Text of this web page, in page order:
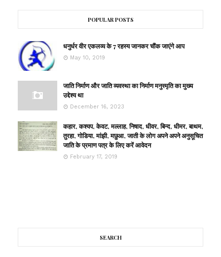
POPULAR POSTS
धनुर्धर वीर एकलव्य के 7 रहस्य जानकर चौंक जाएंगे आप
May 10, 2019
जाति निर्माण और जाति व्यवस्था का निर्माण मनुस्मृति का मुख्य
उद्देश्य था
December 16, 2023
कहार, कश्यप, केवट, मल्लाह, निषाद, धीवर, बिन्द, धीमर, बाथम,
तुरहा, गोडिया, मांझी, मछुआ, जाती के लोग अपने अपने अनुसूचित
जाति के प्रमाण पत्र के लिए करें आवेदन
February 17, 2019
SEARCH